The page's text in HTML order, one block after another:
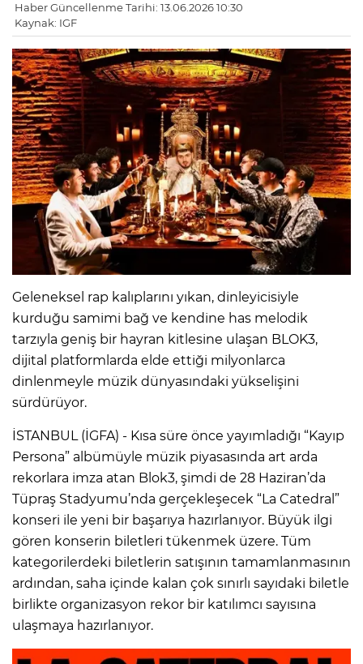
Haber Güncellenme Tarihi: 13.06.2026 10:30
Kaynak: IGF
Geleneksel rap kalıplarını yıkan, dinleyicisiyle
kurduğu samimi bağ ve kendine has melodik
tarzıyla geniş bir hayran kitlesine ulaşan BLOK3,
dijital platformlarda elde ettiği milyonlarca
dinlenmeyle müzik dünyasındaki yükselişini
sürdürüyor.
İSTANBUL (İGFA) - Kısa süre önce yayımladığı “Kayıp
Persona” albümüyle müzik piyasasında art arda
rekorlara imza atan Blok3, şimdi de 28 Haziran’da
Tüpraş Stadyumu’nda gerçekleşecek “La Catedral”
konseri ile yeni bir başarıya hazırlanıyor. Büyük ilgi
gören konserin biletleri tükenmek üzere. Tüm
kategorilerdeki biletlerin satışının tamamlanmasının
ardından, saha içinde kalan çok sınırlı sayıdaki biletle
birlikte organizasyon rekor bir katılımcı sayısına
ulaşmaya hazırlanıyor.